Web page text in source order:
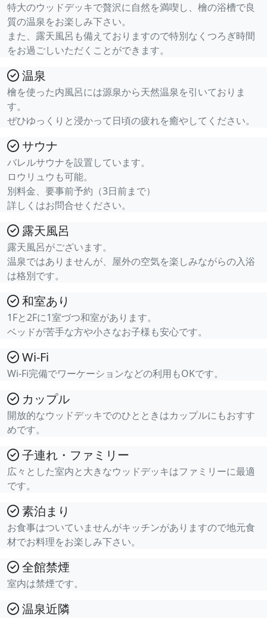
特大のウッドデッキで贅沢に自然を満喫し、檜の浴槽で良
質の温泉をお楽しみ下さい。
また、露天風呂も備えておりますので特別なくつろぎ時間
をお過ごしいただくことができます。
温泉
檜を使った内風呂には源泉から天然温泉を引いておりま
す。
ぜひゆっくりと浸かって日頃の疲れを癒やしてください。
サウナ
バレルサウナを設置しています。
ロウリュウも可能。
別料金、要事前予約（3日前まで）
詳しくはお問合せください。
露天風呂
露天風呂がございます。
温泉ではありませんが、屋外の空気を楽しみながらの入浴
は格別です。
和室あり
1Fと2Fに1室づつ和室があります。
ベッドが苦手な方や小さなお子様も安心です。
Wi-Fi
Wi-Fi完備でワーケーションなどの利用もOKです。
カップル
開放的なウッドデッキでのひとときはカップルにもおすす
めです。
子連れ・ファミリー
広々とした室内と大きなウッドデッキはファミリーに最適
です。
素泊まり
お食事はついていませんがキッチンがありますので地元食
材でお料理をお楽しみ下さい。
全館禁煙
室内は禁煙です。
温泉近隣